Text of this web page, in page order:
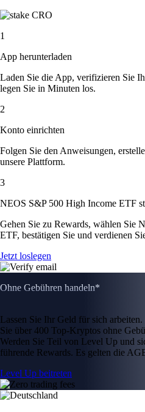
1
App herunterladen
Laden Sie die App, verifizieren Sie
legen Sie in Minuten los.
2
Konto einrichten
Folgen Sie den Anweisungen,
unsere Plattform.
3
NEOS S&P 500 High Income ETF
Gehen Sie zu Rewards, wählen Sie
ETF, bestätigen Sie und verdienen
Jetzt loslegen
Ohne Gebühren handeln*
Lassen Sie Ihr Geld für sich
Sie über 400 Top-Kryptos ohne
Werden Sie Teil von Level Up und
führende Rewards. Es gelten die
Level Up beitreten